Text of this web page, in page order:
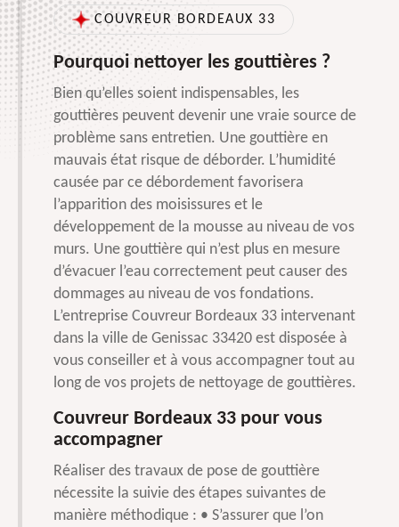
COUVREUR BORDEAUX 33
Pourquoi nettoyer les gouttières ?
Bien qu’elles soient indispensables, les
gouttières peuvent devenir une vraie source de
problème sans entretien. Une gouttière en
mauvais état risque de déborder. L’humidité
causée par ce débordement favorisera
l’apparition des moisissures et le
développement de la mousse au niveau de vos
murs. Une gouttière qui n’est plus en mesure
d’évacuer l’eau correctement peut causer des
dommages au niveau de vos fondations.
L’entreprise Couvreur Bordeaux 33 intervenant
dans la ville de Genissac 33420 est disposée à
vous conseiller et à vous accompagner tout au
long de vos projets de nettoyage de gouttières.
Couvreur Bordeaux 33 pour vous
accompagner
Réaliser des travaux de pose de gouttière
nécessite la suivie des étapes suivantes de
manière méthodique : • S’assurer que l’on